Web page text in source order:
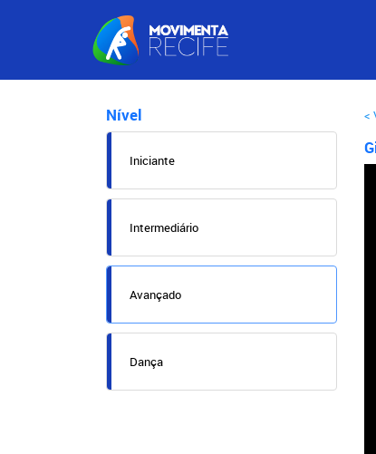
Nível <
Iniciante
Intermediário
Avançado
Dança